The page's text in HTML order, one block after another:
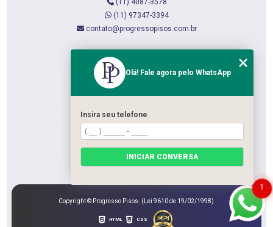
(11) 4087-3578
(11) 97347-3394
contato@progressopisos.com.br
QUEM SOMOS
SERVIÇOS
CATEGORIAS
Copyright © Progresso Pisos. (Lei 9610 de 19/02/1998)
HTML CSS
1
Olá! Fale agora pelo WhatsApp
Insira seu telefone
INICIAR CONVERSA